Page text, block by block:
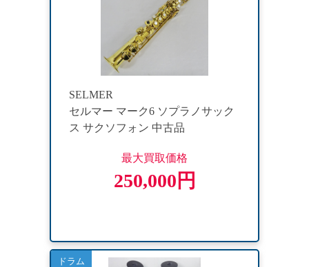
SELMER
セルマー マーク6 ソプラノサック
ス サクソフォン 中古品
最大買取価格
250,000円
ドラム